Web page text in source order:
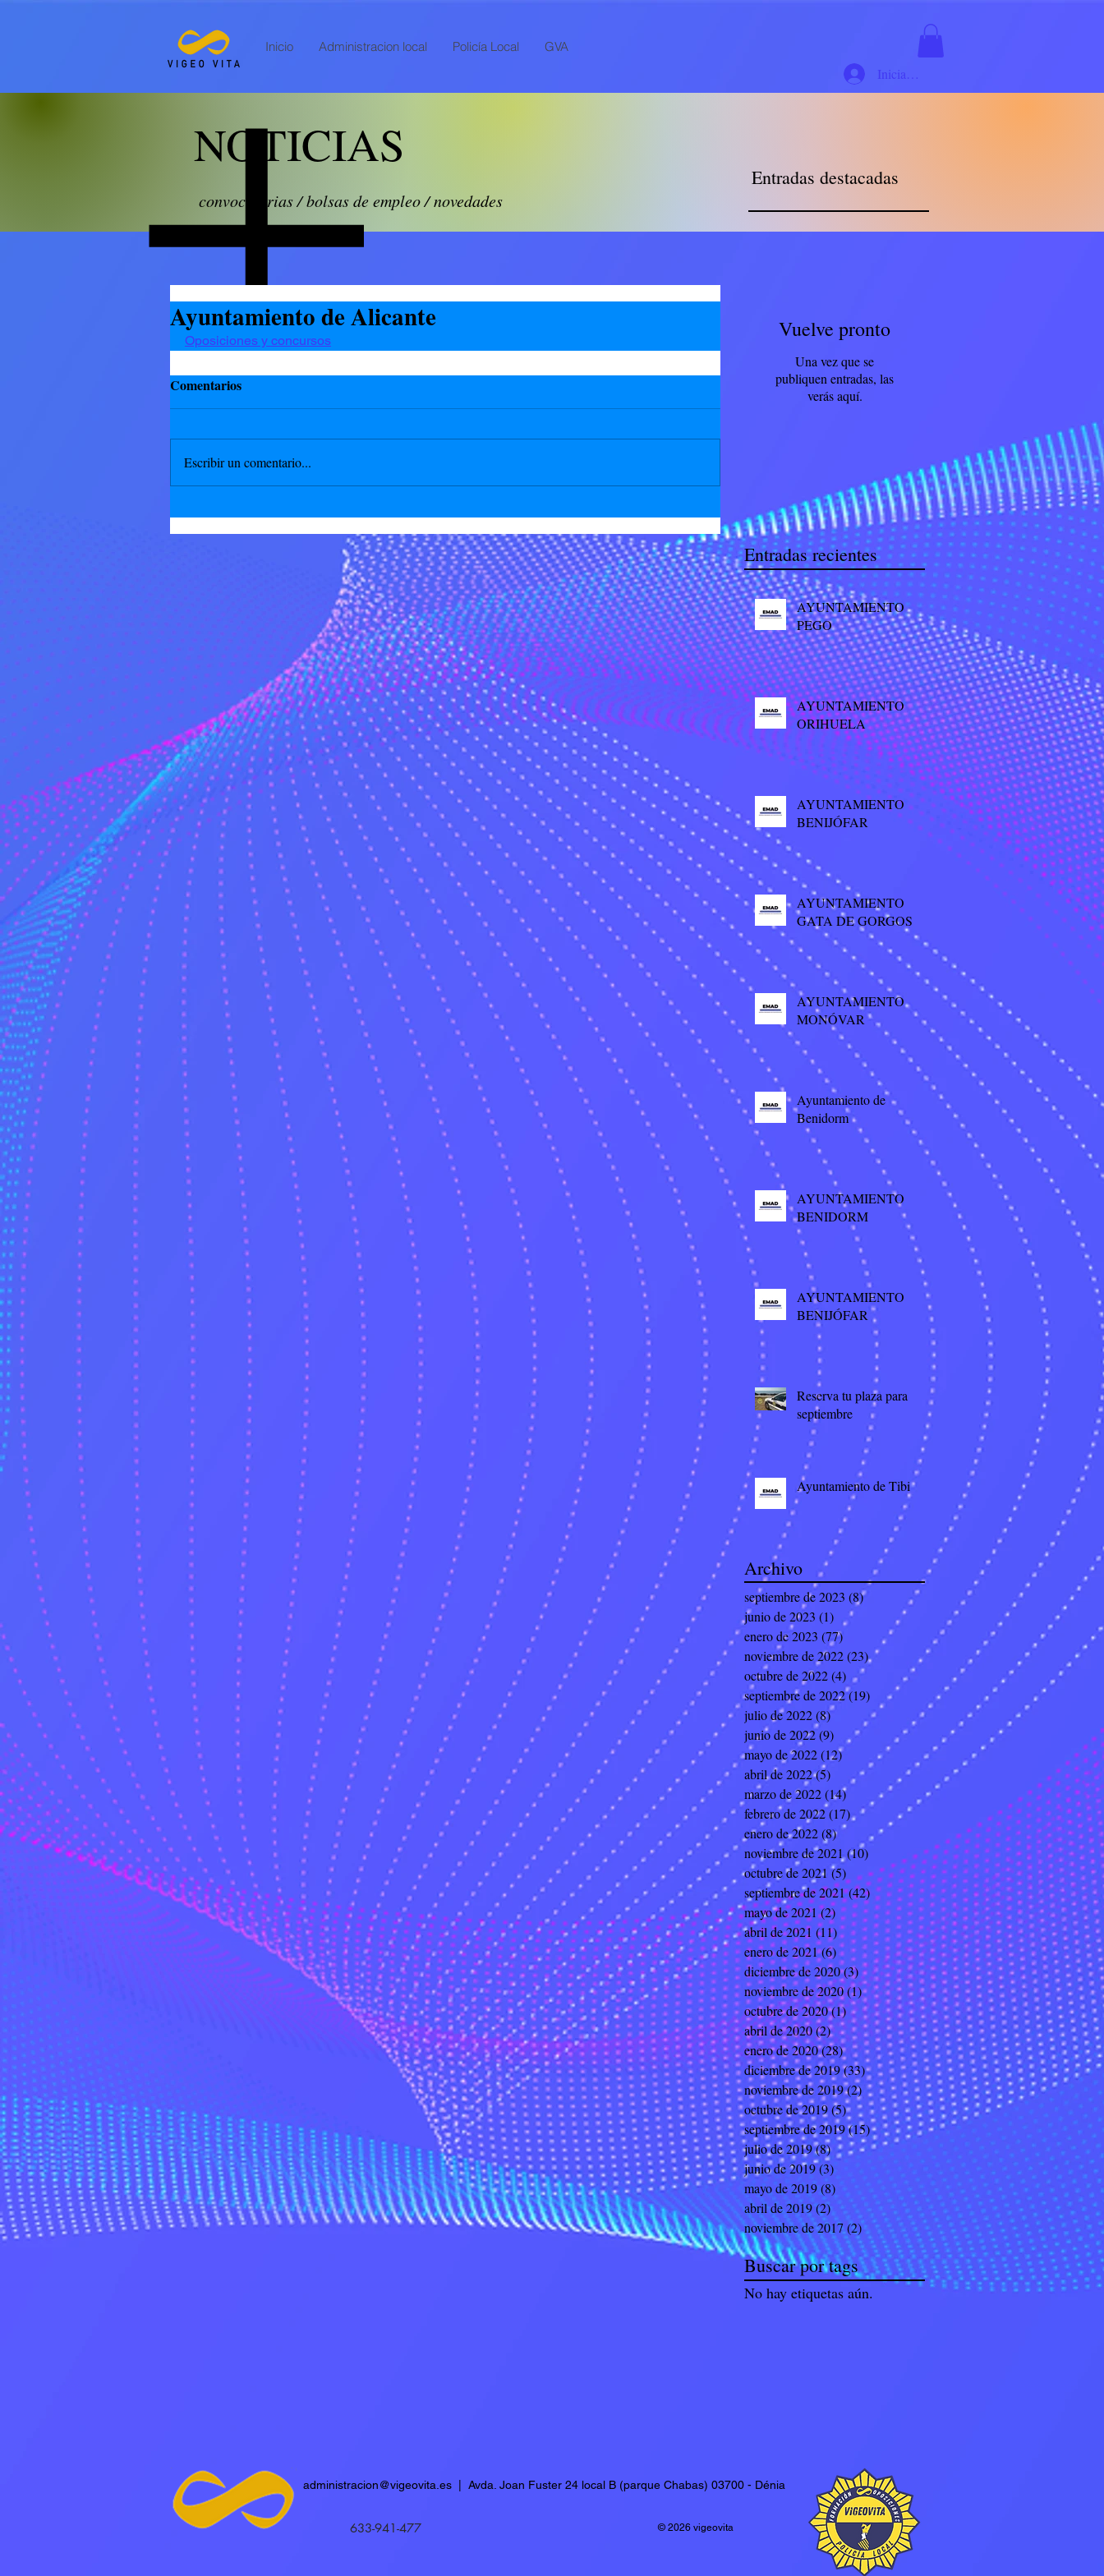
Inicio Administracion local Policía Local GVA
Iniciar sesión
NOTICIAS
Entradas destacadas
convocatorias / bolsas de empleo / novedades
Ayuntamiento de Alicante
Oposiciones y concursos
Comentarios
Escribir un comentario...
Vuelve pronto
Una vez que se
publiquen entradas, las
verás aquí.
Entradas recientes
AYUNTAMIENTO
PEGO
AYUNTAMIENTO
ORIHUELA
AYUNTAMIENTO
BENIJÓFAR
AYUNTAMIENTO
GATA DE GORGOS
AYUNTAMIENTO
MONÓVAR
Ayuntamiento de
Benidorm
AYUNTAMIENTO
BENIDORM
AYUNTAMIENTO
BENIJÓFAR
Reserva tu plaza para
septiembre
Ayuntamiento de Tibi
Archivo
septiembre de 2023 (8)8 entradas
junio de 2023 (1) 1 entrada
enero de 2023 (77) 77 entradas
noviembre de 2022(23)23 entradas
octubre de 2022(4) 4 entradas
septiembre de 2022(19) 19 entradas
julio de 2022(8)8 entradas
junio de 2022(9) 9 entradas
mayo de 2022(12)12 entradas
abril de 2022(5) 5 entradas
marzo de 2022(14)14 entradas
febrero de 2022(17)17 entradas
enero de 2022(8)8 entradas
noviembre de 2021 (10) 10 entradas
octubre de 2021 (5) 5 entradas
septiembre de 2021(42) 42 entradas
mayo de 2021 (2) 2 entradas
abril de 2021 (11)11 entradas
enero de 2021(6)6 entradas
diciembre de 2020(3)3 entradas
noviembre de 2020(1)1 entrada
octubre de 2020(1)1 entrada
abril de 2020(2)2 entradas
enero de 2020(28)28 entradas
diciembre de 2019(33)33 entradas
noviembre de 2019(2) 2 entradas
octubre de 2019(5)5 entradas
septiembre de 2019(15)15 entradas
julio de 2019(8)8 entradas
junio de 2019(3)
mayo de 2019(8) 8 entradas
abril de 2019(2)2 entradas
noviembre de 2017(2)2 entradas
Buscar por tags
No hay etiquetas aún.
administracion@vigeovita.es| Avda. Joan Fuster 24 local B (parque Chabas) 03700 - Dénia
© 2026 vigeovita
633-941-477